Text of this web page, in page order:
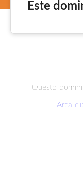
Este
Questo
Area